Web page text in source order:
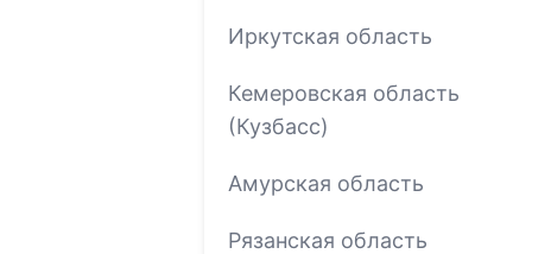
Иркутская область
Кемеровская область
(Кузбасс)
Амурская область
Рязанская область